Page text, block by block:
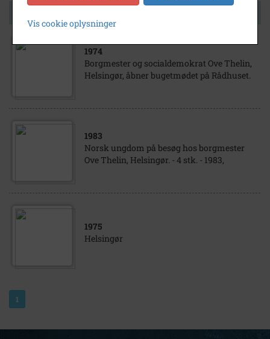
1974
Borgmester og socialdemokrat Ove Thelin,
Helsingør, åbner bugetmødet på Rådhuset.
1983
Norsk ungdom på besøg hos borgmester
Ove Thelin, Helsingør. - 4 stk. - 1983,
1975
Helsingør
1
Vis cookie oplysninger